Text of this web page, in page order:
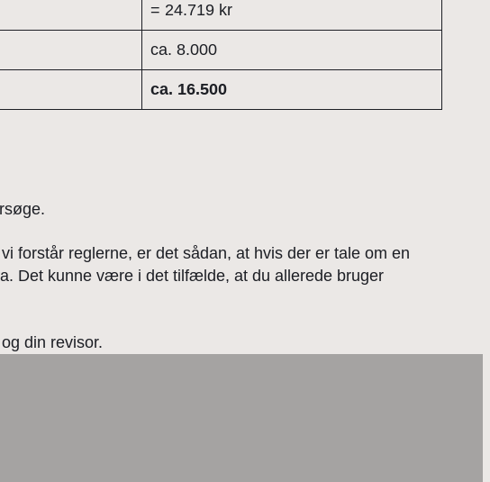
= 24.719 kr
ca. 8.000
ca. 16.500
forstår reglerne, er det sådan, at hvis der er tale om en
Det kunne være i det tilfælde, at du allerede bruger
din revisor.